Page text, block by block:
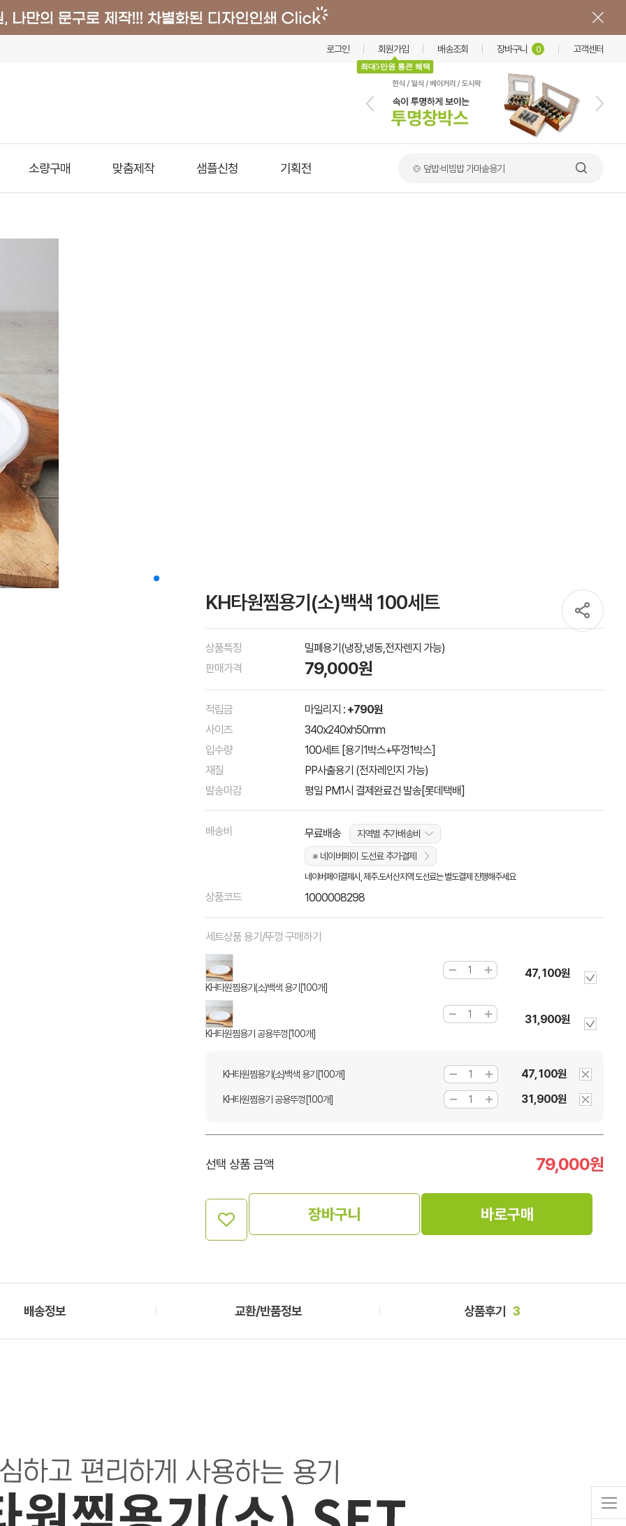
로그인 회원가입
최대5만원 통큰 혜택
배송조회 장바구니 0 고객센터
소량구매 맞춤제작 샘플신청 기획전 🍲 덮밥·비빔밥 가마솥용기
KH타원찜용기(소)백색 100세트
상품특징
밀폐용기(냉장,냉동,전자렌지 가능)
판매가격
79,000원
적립금 마일리지 : +790원
사이즈
340x240xh50mm
입수량
100세트 [용기1박스+뚜껑1박스]
재질
PP사출용기 (전자레인지 가능)
발송마감
평일 PM1시 결제완료건 발송[롯데택배]
배송비 무료배송
지역별 추가배송비
※ 네이버페이 도선료 추가결제
네이버페이결제시, 제주.도서산지역 도선료는 별도결제 진행해주세요
상품코드 1000008298
세트상품 용기/뚜껑 구매하기
KH타원찜용기(소)백색 용기[100개]
47,100원
KH타원찜용기 공용뚜껑[100개]
31,900원
KH타원찜용기(소)백색 용기[100개] 47,100원
KH타원찜용기 공용뚜껑[100개] 31,900원
선택 상품 금액 79,000원
장바구니 바로구매
배송정보 교환/반품정보 상품후기 3